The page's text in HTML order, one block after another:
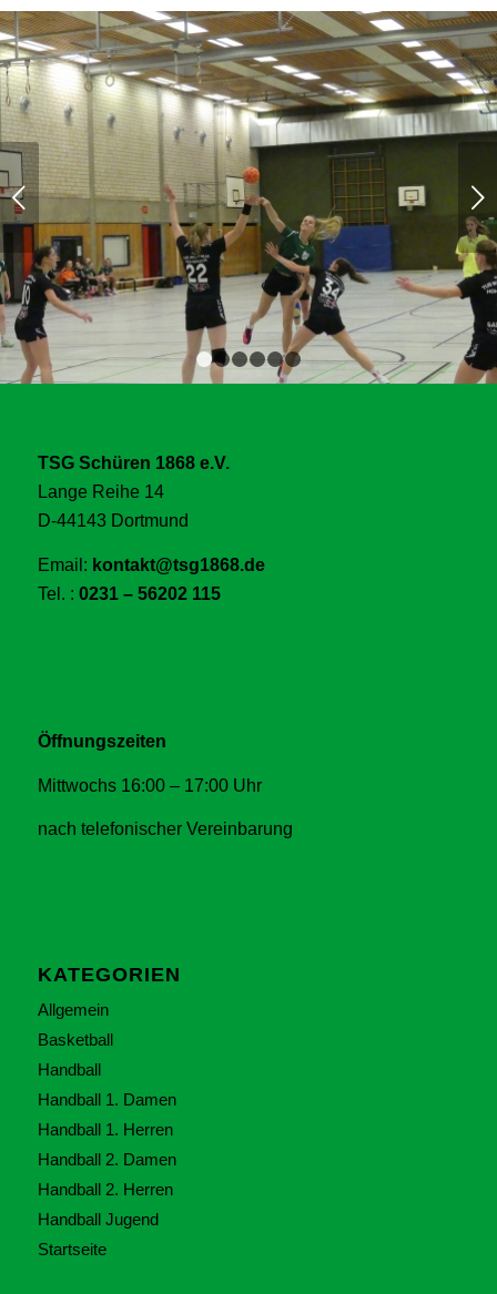
Weiter
1 2 3 4 5 6
TSG Schüren 1868 e.V.
Lange Reihe 14
D-44143 Dortmund
Email: kontakt@tsg1868.de
Tel. : 0231 – 56202 115
Öffnungszeiten
Mittwochs 16:00 – 17:00 Uhr
nach telefonischer Vereinbarung
KATEGORIEN
Allgemein
Basketball
Handball
Handball 1. Damen
Handball 1. Herren
Handball 2. Damen
Handball 2. Herren
Handball Jugend
Startseite